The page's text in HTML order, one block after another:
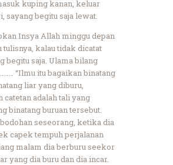
kuping kanan, keluar
sayang begitu saja lewat.
Insya Allah minggu depan
tulisnya, kalau tidak dicatat
begitu saja. Ulama bilang
“Ilmu itu bagaikan binatang
liar yang diburu,
catetan adalah tali yang
binatang buruan tersebut.
seseorang, ketika dia
capek tempuh perjalanan
malam dia berburu seekor
yang dia buru dan dia incar.